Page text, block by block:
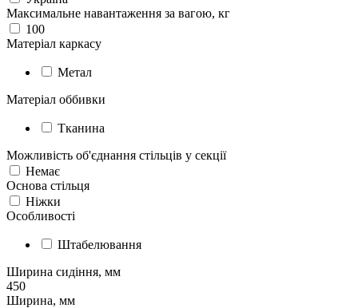
Максимальне навантаження за вагою, кг
100
Матеріал каркасу
Метал
Матеріал оббивки
Тканина
Можливість об'єднання стільців у секції
Немає
Основа стільця
Ніжки
Особливості
Штабелювання
Ширина сидіння, мм
450
Ширина, мм